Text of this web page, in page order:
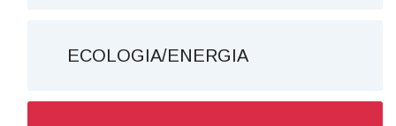
ECOLOGIA/ENERGIA